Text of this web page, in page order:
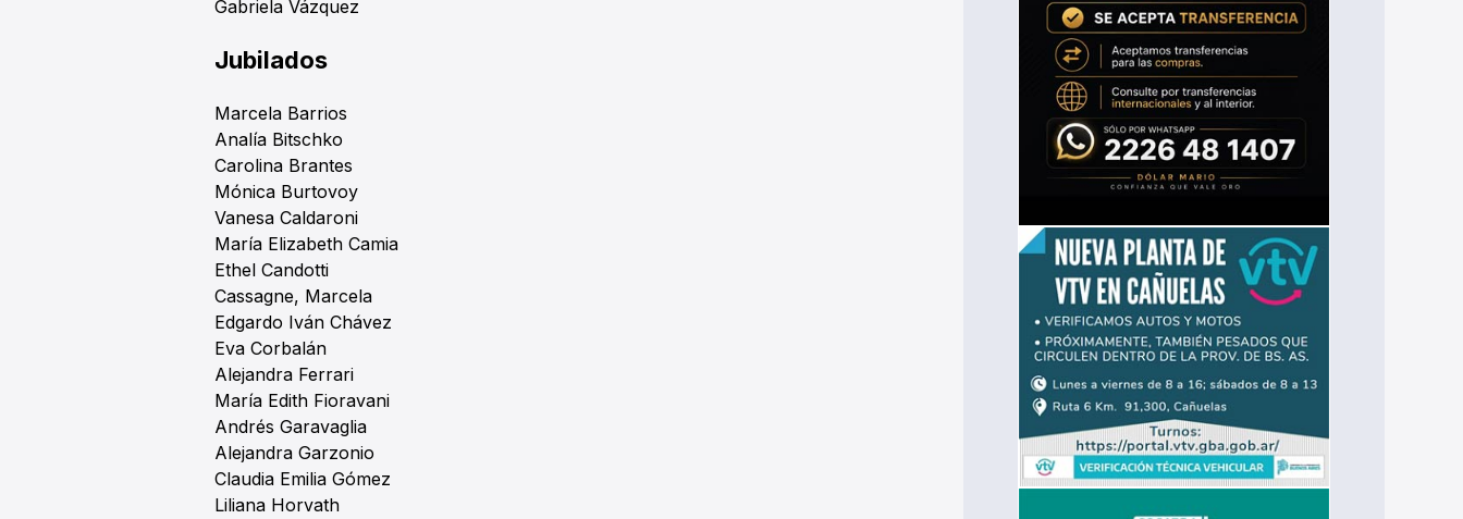
Gabriela Vázquez
Jubilados
Marcela Barrios
Analía Bitschko
Carolina Brantes
Mónica Burtovoy
Vanesa Caldaroni
María Elizabeth Camia
Ethel Candotti
Cassagne, Marcela
Edgardo Iván Chávez
Eva Corbalán
Alejandra Ferrari
María Edith Fioravani
Andrés Garavaglia
Alejandra Garzonio
Claudia Emilia Gómez
Liliana Horvath